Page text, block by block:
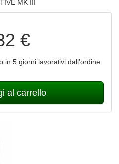
MK III
€
in 5 giorni lavorativi dall’ordine
al carrello